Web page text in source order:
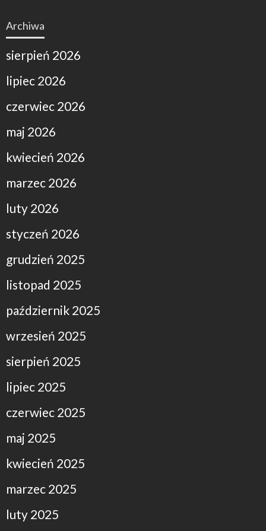
Archiwa
sierpień 2026
lipiec 2026
czerwiec 2026
maj 2026
kwiecień 2026
marzec 2026
luty 2026
styczeń 2026
grudzień 2025
listopad 2025
październik 2025
wrzesień 2025
sierpień 2025
lipiec 2025
czerwiec 2025
maj 2025
kwiecień 2025
marzec 2025
luty 2025